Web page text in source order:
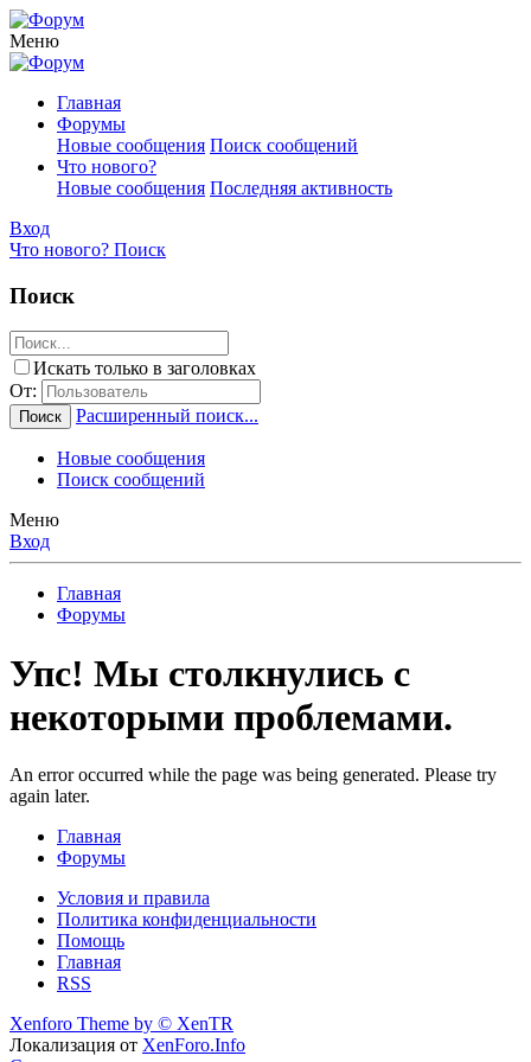
Меню
Главная
Форумы
Новые сообщения Поиск сообщений
Что нового?
Новые сообщения Последняя активность
Вход
Что нового? Поиск
Поиск
Искать только в заголовках
От:
Поиск Расширенный поиск...
Новые сообщения
Поиск сообщений
Меню
Вход
Главная
Форумы
Упс! Мы столкнулись с
некоторыми проблемами.
An error occurred while the page was being generated. Please try
again later.
Главная
Форумы
Условия и правила
Политика конфиденциальности
Помощь
Главная
RSS
Xenforo Theme by © XenTR
Локализация от XenForo.Info